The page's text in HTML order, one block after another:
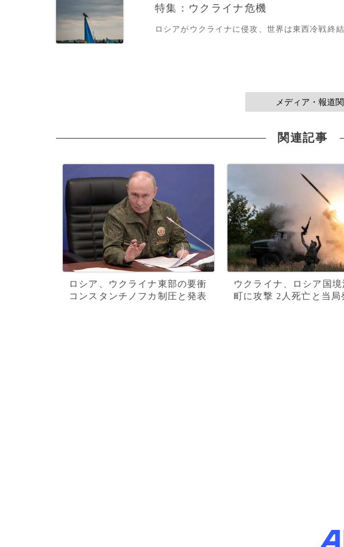
特集：ウクライナ危機
ロシアがウクライナに侵攻、世界は東西冷戦終
メディア・報道
関連記事
ロシア、ウクライナ東部の要衝
コンスタンチノフカ制圧と発表
ウクライナ、ロシア国境
町に攻撃 2人死亡と当局